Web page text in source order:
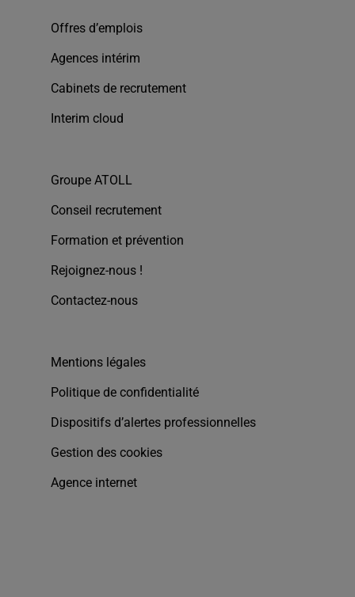
Offres d’emplois
Agences intérim
Cabinets de recrutement
Interim cloud
Groupe ATOLL
Conseil recrutement
Formation et prévention
Rejoignez-nous !
Contactez-nous
Mentions légales
Politique de confidentialité
Dispositifs d’alertes professionnelles
Gestion des cookies
Agence internet